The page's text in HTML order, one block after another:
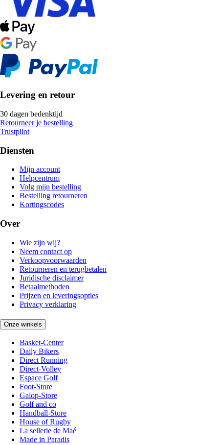
Levering en retour
30 dagen bedenktijd
Retourneer je bestelling
Trustpilot
Diensten
Mijn account
Helpcentrum
Volg mijn bestelling
Bestelling retourneren
Kortingscodes
Over
Wie zijn wij?
Neem contact op
Verkoopvoorwaarden
Retourneren en terugbetalen
Juridische disclaimer
Betaalmethoden
Prijzen en leveringsopties
Privacy verklaring
Onze winkels
Basket-Center
Daily Bikers
Direct Running
Direct-Volley
Espace Golf
Foot-Store
Galop-Store
Golf and co
Handball-Store
House of Rugby
La sellerie de Maé
Made in Paradis